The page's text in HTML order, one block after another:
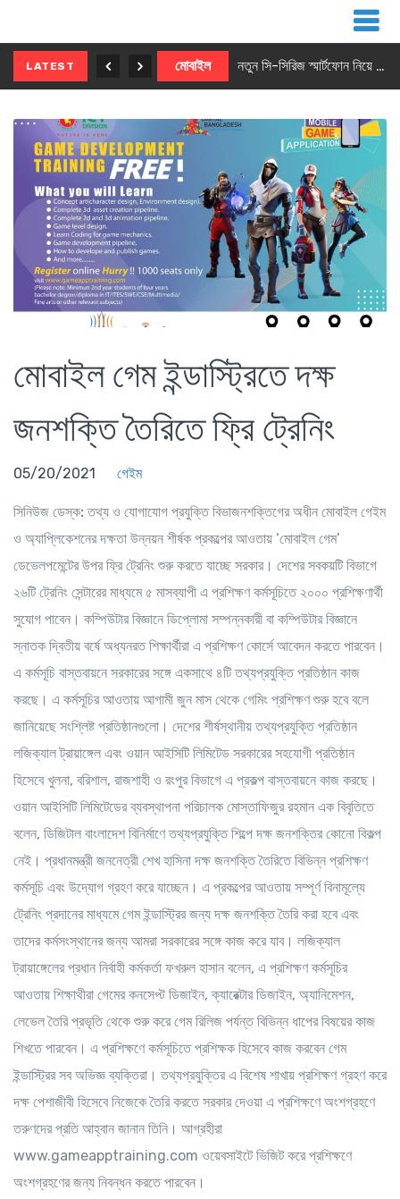
LATEST মোবাইল নতুন সি-সিরিজ স্মার্টফোন নিয়ে আসছে রিয়েলমি
মোবাইল গেম ইন্ডাস্ট্রিতে দক্ষ
জনশক্তি তৈরিতে ফ্রি ট্রেনিং
05/20/2021 গেইম
সিনিউজ ডেস্ক: তথ্য ও যোগাযোগ প্রযুক্তি বিভাজনশক্তিগের অধীন মোবাইল গেইম
ও অ্যাপ্লিকেশনের দক্ষতা উন্নয়ন শীর্ষক প্রকল্পের আওতায় ‘মোবাইল গেম’
ডেভেলপমেন্টের উপর ফ্রি ট্রেনিং শুরু করতে যাচ্ছে সরকার। দেশের সবকয়টি বিভাগে
২৬টি ট্রেনিং সেন্টারের মাধ্যমে ৫ মাসব্যাপী এ প্রশিক্ষণ কর্মসূচিতে ২০০০ প্রশিক্ষণার্থী
সুযোগ পাবেন। কম্পিউটার বিজ্ঞানে ডিপ্লোমা সম্পন্নকারী বা কম্পিউটার বিজ্ঞানে
স্নাতক দ্বিতীয় বর্ষে অধ্যনরত শিক্ষার্থীরা এ প্রশিক্ষণ কোর্সে আবেদন করতে পারবেন।
এ কর্মসূচি বাস্তবায়নে সরকারের সঙ্গে একসাথে ৪টি তথ্যপ্রযুক্তি প্রতিষ্ঠান কাজ
করছে। এ কর্মসূচির আওতায় আগামী জুন মাস থেকে গেমিং প্রশিক্ষণ শুরু হবে বলে
জানিয়েছে সংশ্লিষ্ট প্রতিষ্ঠানগুলো। দেশের শীর্ষস্থানীয় তথ্যপ্রযুক্তি প্রতিষ্ঠান
লজিক্যাল ট্রায়াঙ্গেল এবং ওয়ান আইসিটি লিমিটেড সরকারের সহযোগী প্রতিষ্ঠান
হিসেবে খুলনা, বরিশাল, রাজশাহী ও রংপুর বিভাগে এ প্রকল্প বাস্তবায়নে কাজ করছে।
ওয়ান আইসিটি লিমিটেডের ব্যবস্থাপনা পরিচালক মোস্তাফিজুর রহমান এক বিবৃতিতে
বলেন, ডিজিটাল বাংলাদেশ বিনির্মাণে তথ্যপ্রযুক্তি শিল্পে দক্ষ জনশক্তির কোনো বিকল্প
নেই। প্রধানমন্ত্রী জননেত্রী শেখ হাসিনা দক্ষ জনশক্তি তৈরিতে বিভিন্ন প্রশিক্ষণ
কর্মসূচি এবং উদ্যোগ গ্রহণ করে যাচ্ছেন। এ প্রকল্পের আওতায় সম্পূর্ণ বিনামূল্যে
ট্রেনিং প্রদানের মাধ্যমে গেম ইন্ডাস্ট্রির জন্য দক্ষ জনশক্তি তৈরি করা হবে এবং
তাদের কর্মসংস্থানের জন্য আমরা সরকারের সঙ্গে কাজ করে যাব। লজিক্যাল
ট্রায়াঙ্গেলের প্রধান নির্বাহী কর্মকর্তা ফখরুল হাসান বলেন, এ প্রশিক্ষণ কর্মসূচির
আওতায় শিক্ষাথীরা গেমের কনসেপ্ট ডিজাইন, ক্যারেক্টার ডিজাইন, অ্যানিমেশন,
লেভেল তৈরি প্রভৃতি থেকে শুরু করে গেম রিলিজ পর্যন্ত বিভিন্ন ধাপের বিষয়ের কাজ
শিখতে পারবেন। এ প্রশিক্ষণে কর্মসূচিতে প্রশিক্ষক হিসেবে কাজ করবেন গেম
ইন্ডাস্ট্রির সব অভিজ্ঞ ব্যক্তিরা। তথ্যপ্রযুক্তির এ বিশেষ শাখায় প্রশিক্ষণ গ্রহণ করে
দক্ষ পেশাজীবী হিসেবে নিজেকে তৈরি করতে সরকার দেওয়া এ প্রশিক্ষণে অংশগ্রহণে
তরুণদের প্রতি আহ্বান জানান তিনি। আগ্রহীরা
www.gameapptraining.com ওয়েবসাইটে ভিজিট করে প্রশিক্ষণে
অংশগ্রহণের জন্য নিবন্ধন করতে পারবেন।